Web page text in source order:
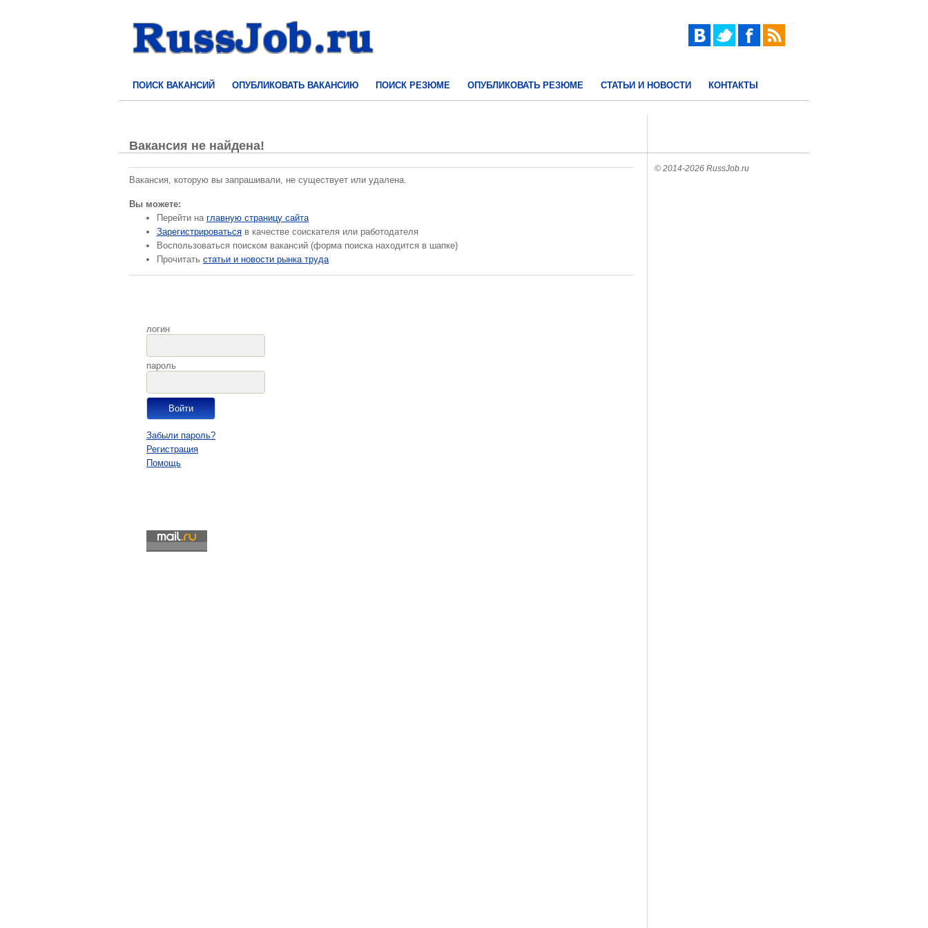
ПОИСК ВАКАНСИЙ ОПУБЛИКОВАТЬ ВАКАНСИЮ ПОИСК РЕЗЮМЕ ОПУБЛИКОВАТЬ РЕЗЮМЕ СТАТЬИ И НОВОСТИ КОНТАКТЫ
Вакансия не найдена!
Вакансия, которую вы запрашивали, не существует или удалена.
Вы можете:
Перейти на главную страницу сайта
Зарегистрироваться в качестве соискателя или работодателя
Воспользоваться поиском вакансий (форма поиска находится в шапке)
Прочитать статьи и новости рынка труда
логин
пароль
Забыли пароль?
Регистрация
Помощь
© 2014-2026 RussJob.ru